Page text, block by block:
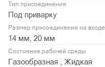
Тип присоединения
Под приварку
Размер присоединения на входе
14 мм, 20 мм
Состояние рабочей среды
Газообразная , Жидкая